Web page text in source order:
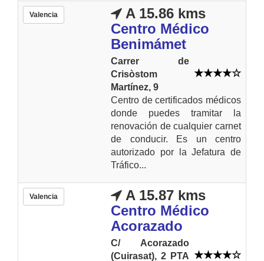
Valencia
A 15.86 kms
Centro Médico
Benimámet
Carrer de
Crisòstom
Martínez, 9
Centro de certificados médicos
donde puedes tramitar la
renovación de cualquier carnet
de conducir. Es un centro
autorizado por la Jefatura de
Tráfico...
Valencia
A 15.87 kms
Centro Médico
Acorazado
C/ Acorazado
(Cuirasat), 2 PTA